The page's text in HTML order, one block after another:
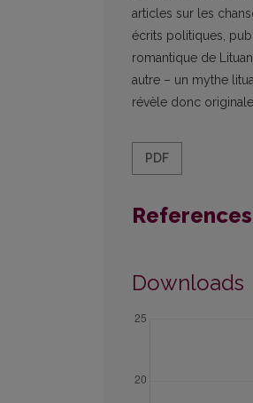
articles sur les
écrits politiques,
romantique de
autre – un mythe
révèle donc
PDF
References
Downloads